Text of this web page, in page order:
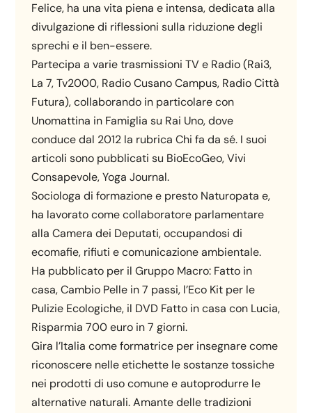
Felice, ha una vita piena e intensa, dedicata alla
divulgazione di riflessioni sulla riduzione degli
sprechi e il ben-essere.
Partecipa a varie trasmissioni TV e Radio (Rai3,
La 7, Tv2000, Radio Cusano Campus, Radio Città
Futura), collaborando in particolare con
Unomattina in Famiglia su Rai Uno, dove
conduce dal 2012 la rubrica Chi fa da sé. I suoi
articoli sono pubblicati su BioEcoGeo, Vivi
Consapevole, Yoga Journal.
Sociologa di formazione e presto Naturopata e,
ha lavorato come collaboratore parlamentare
alla Camera dei Deputati, occupandosi di
ecomafie, rifiuti e comunicazione ambientale.
Ha pubblicato per il Gruppo Macro: Fatto in
casa, Cambio Pelle in 7 passi, l’Eco Kit per le
Pulizie Ecologiche, il DVD Fatto in casa con Lucia,
Risparmia 700 euro in 7 giorni.
Gira l’Italia come formatrice per insegnare come
riconoscere nelle etichette le sostanze tossiche
nei prodotti di uso comune e autoprodurre le
alternative naturali. Amante delle tradizioni